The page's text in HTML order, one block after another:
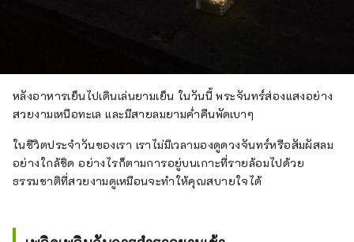
หลังอาหารเย็นไปเดินเล่นยามเย็น ในวันนี้ พระจันทร์ส่องแสงอย่าง
สวยงามเหนือทะเล และมีสายลมยามค่ำคืนพัดเบาๆ
ในชีวิตประจำวันของเรา เราไม่มีเวลามองดูดวงจันทร์หรือสัมผัสลม
อย่างใกล้ชิด อย่างไรก็ตามการอยู่บนเกาะที่รายล้อมไปด้วย
ธรรมชาติที่สวยงามดูเหมือนจะทำให้คุณสบายใจได้